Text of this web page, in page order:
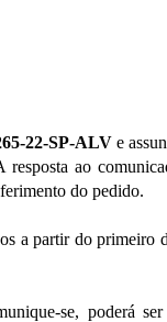
22-SP-ALV e
ao
do pedido.
a partir do
se, poderá